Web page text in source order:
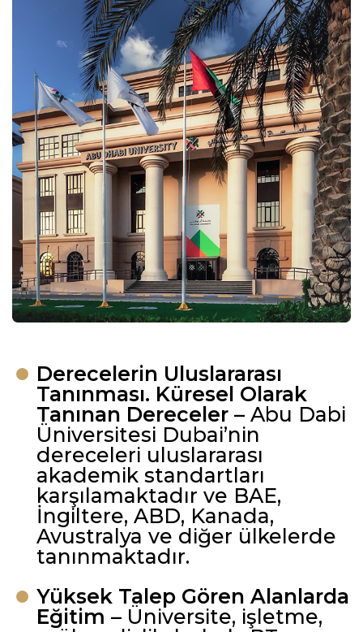
Derecelerin Uluslararası
Tanınması. Küresel Olarak
Tanınan Dereceler – Abu Dabi
Üniversitesi Dubai’nin
dereceleri uluslararası
akademik standartları
karşılamaktadır ve BAE,
İngiltere, ABD, Kanada,
Avustralya ve diğer ülkelerde
tanınmaktadır.
Yüksek Talep Gören Alanlarda
Eğitim – Üniversite, işletme,